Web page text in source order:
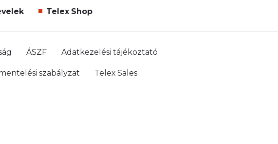
Telex Shop
ÁSZF Adatkezelési tájékoztató
szabályzat Telex Sales